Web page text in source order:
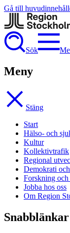
Gå till
Sök
Meny
Stäng
Start
Hälso- och
Kultur
Kollektivtrafik
Regional
Demokrati
Forskning
Jobba hos oss
Om Region
Snabblänkar